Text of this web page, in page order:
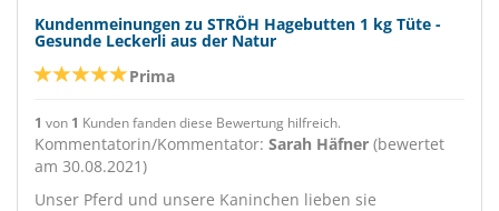
Kundenmeinungen zu STRÖH Hagebutten 1 kg Tüte -
Gesunde Leckerli aus der Natur
Prima
1 von 1 Kunden fanden diese Bewertung hilfreich.
Kommentatorin/Kommentator: Sarah Häfner (bewertet
am 30.08.2021)
Unser Pferd und unsere Kaninchen lieben sie